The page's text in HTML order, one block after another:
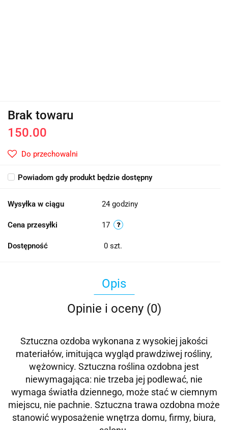
Brak towaru
150.00
Do przechowalni
Powiadom gdy produkt będzie dostępny
Wysyłka w ciągu 24 godziny
Cena przesyłki 17
Dostępność 0 szt.
Opis
Opinie i oceny (0)
Sztuczna ozdoba wykonana z wysokiej jakości
materiałów, imitująca wygląd prawdziwej rośliny,
wężownicy. Sztuczna roślina ozdobna jest
niewymagająca: nie trzeba jej podlewać, nie
wymaga światła dziennego, może stać w ciemnym
miejscu, nie pachnie. Sztuczna trawa ozdobna może
stanowić wyposażenie wnętrza domu, firmy, biura,